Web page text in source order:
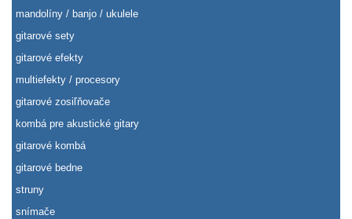
mandolíny / banjo / ukulele
gitarové sety
gitarové efekty
multiefekty / procesory
gitarové zosiľňovače
kombá pre akustické gitary
gitarové kombá
gitarové bedne
struny
snímače